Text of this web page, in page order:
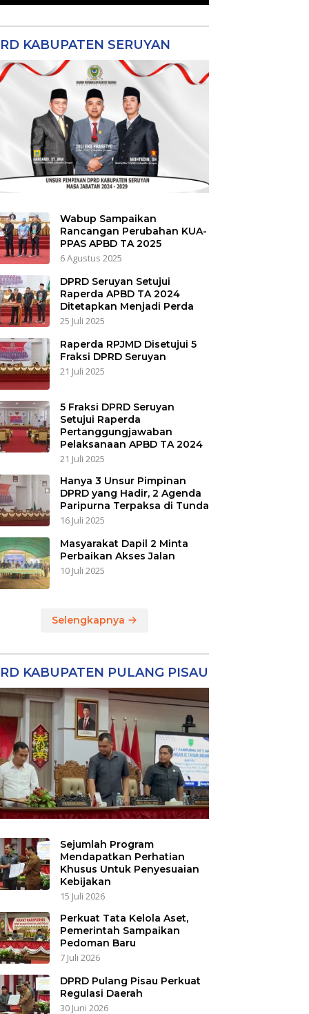
KABUPATEN SERUYAN
Wabup Sampaikan
Rancangan Perubahan KUA-
PPAS APBD TA 2025
6 Agustus 2025
DPRD Seruyan Setujui
Raperda APBD TA 2024
Ditetapkan Menjadi Perda
25 Juli 2025
Raperda RPJMD Disetujui 5
Fraksi DPRD Seruyan
21 Juli 2025
5 Fraksi DPRD Seruyan
Setujui Raperda
Pertanggungjawaban
Pelaksanaan APBD TA 2024
21 Juli 2025
Hanya 3 Unsur Pimpinan
DPRD yang Hadir, 2 Agenda
Paripurna Terpaksa di Tunda
16 Juli 2025
Masyarakat Dapil 2 Minta
Perbaikan Akses Jalan
10 Juli 2025
Selengkapnya
KABUPATEN PULANG PISAU
Sejumlah Program
Mendapatkan Perhatian
Khusus Untuk Penyesuaian
Kebijakan
15 Juli 2026
Perkuat Tata Kelola Aset,
Pemerintah Sampaikan
Pedoman Baru
7 Juli 2026
DPRD Pulang Pisau Perkuat
Regulasi Daerah
30 Juni 2026